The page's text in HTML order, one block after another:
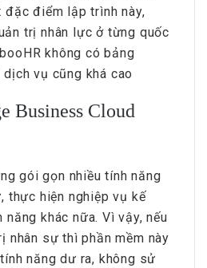
điểm lập trình này,
trị nhân lực ở từng quốc
không có bảng
vụ cũng khá cao
Business Cloud
gói gọn nhiều tính năng
thực hiện nghiệp vụ kế
khác nữa. Vì vậy, nếu
nhân sự thì phần mềm này
năng dư ra, không sử